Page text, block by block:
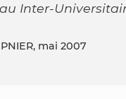
Inter-
mai 2007